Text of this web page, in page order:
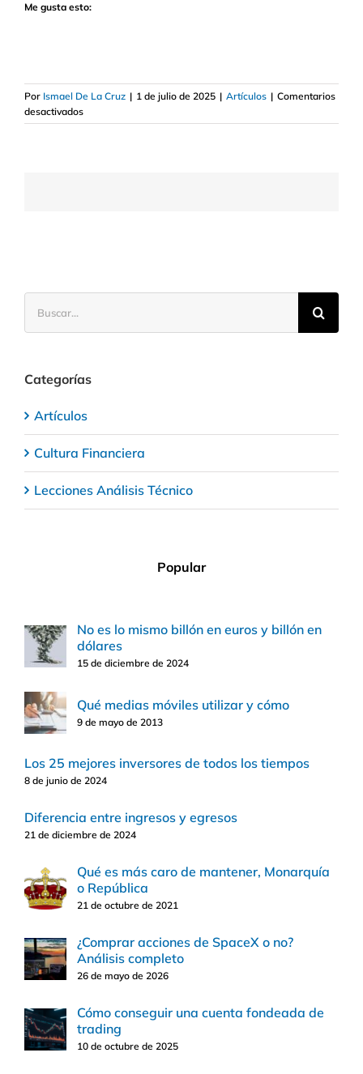
Me gusta esto:
Por Ismael De La Cruz | 1 de julio de 2025 | Artículos | Comentarios
desactivadosen
Indicador
Categorías
Artículos
Cultura Financiera
Lecciones Análisis Técnico
Popular
No es lo mismo billón en euros y billón en
dólares
15 de diciembre de 2024
Qué medias móviles utilizar y cómo
9 de mayo de 2013
Los 25 mejores inversores de todos los tiempos
8 de junio de 2024
Diferencia entre ingresos y egresos
21 de diciembre de 2024
Qué es más caro de mantener, Monarquía
o República
21 de octubre de 2021
¿Comprar acciones de SpaceX o no?
Análisis completo
26 de mayo de 2026
Cómo conseguir una cuenta fondeada de
trading
10 de octubre de 2025